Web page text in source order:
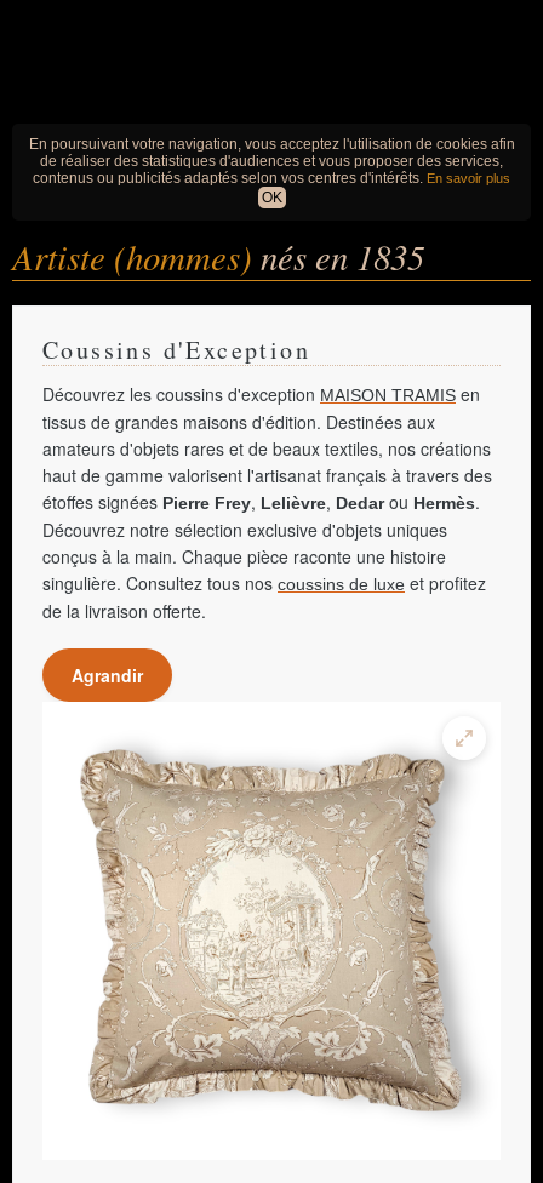
En poursuivant votre navigation, vous acceptez l'utilisation de cookies afin
de réaliser des statistiques d'audiences et vous proposer des services,
contenus ou publicités adaptés selon vos centres d'intérêts. En savoir plus
OK
Artiste (hommes) nés en 1835
Coussins d'Exception
Découvrez les coussins d'exception MAISON TRAMIS en
tissus de grandes maisons d'édition. Destinées aux
amateurs d'objets rares et de beaux textiles, nos créations
haut de gamme valorisent l'artisanat français à travers des
étoffes signées Pierre Frey, Lelièvre, Dedarou Hermès.
Découvrez notre sélection exclusive d'objets uniques
conçus à la main. Chaque pièce raconte une histoire
singulière. Consultez tous nos coussins de luxe et profitez
de la livraison offerte.
Agrandir